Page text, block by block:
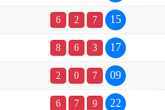
6 2 7 15
8 6 3 17
2 0 7 09
6 7 9 22